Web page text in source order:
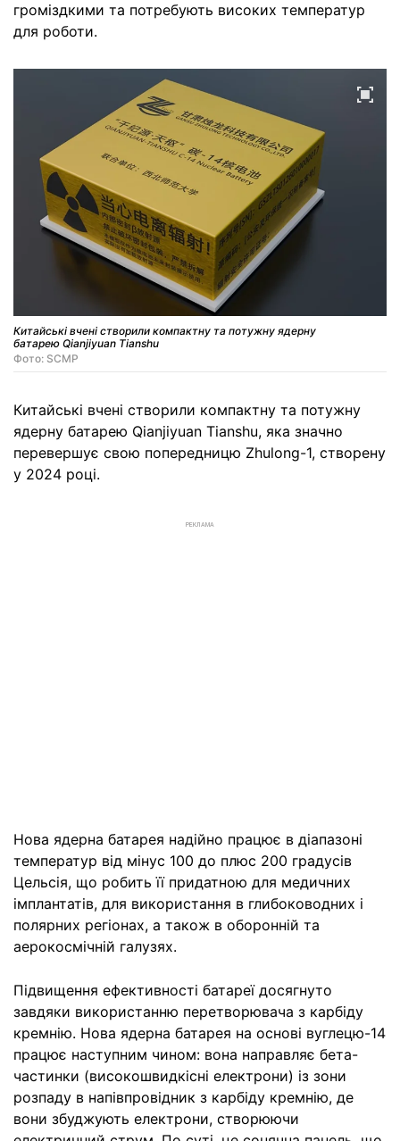
громіздкими та потребують високих температур
для роботи.
Китайські вчені створили компактну та потужну ядерну
батарею Qianjiyuan Tianshu
Фото: SCMP
Китайські вчені створили компактну та потужну
ядерну батарею Qianjiyuan Tianshu, яка значно
перевершує свою попередницю Zhulong-1, створену
у 2024 році.
РЕКЛАМА
Нова ядерна батарея надійно працює в діапазоні
температур від мінус 100 до плюс 200 градусів
Цельсія, що робить її придатною для медичних
імплантатів, для використання в глибоководних і
полярних регіонах, а також в оборонній та
аерокосмічній галузях.
Підвищення ефективності батареї досягнуто
завдяки використанню перетворювача з карбіду
кремнію. Нова ядерна батарея на основі вуглецю-14
працює наступним чином: вона направляє бета-
частинки (високошвидкісні електрони) із зони
розпаду в напівпровідник з карбіду кремнію, де
вони збуджують електрони, створюючи